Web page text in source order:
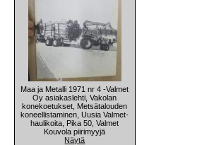
Maa ja Metalli 1971 nr 4 -Valmet
Oy asiakaslehti, Vakolan
konekoetukset, Metsätalouden
koneellistaminen, Uusia Valmet-
haulikoita, Pika 50, Valmet
Kouvola piirimyyjä
Näytä